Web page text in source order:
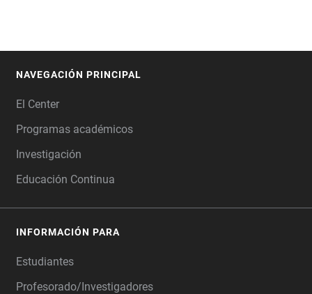
NAVEGACIÓN PRINCIPAL
El Center
Programas académicos
Investigación
Educación Continua
INFORMACIÓN PARA
Estudiantes
Profesorado/Investigadores